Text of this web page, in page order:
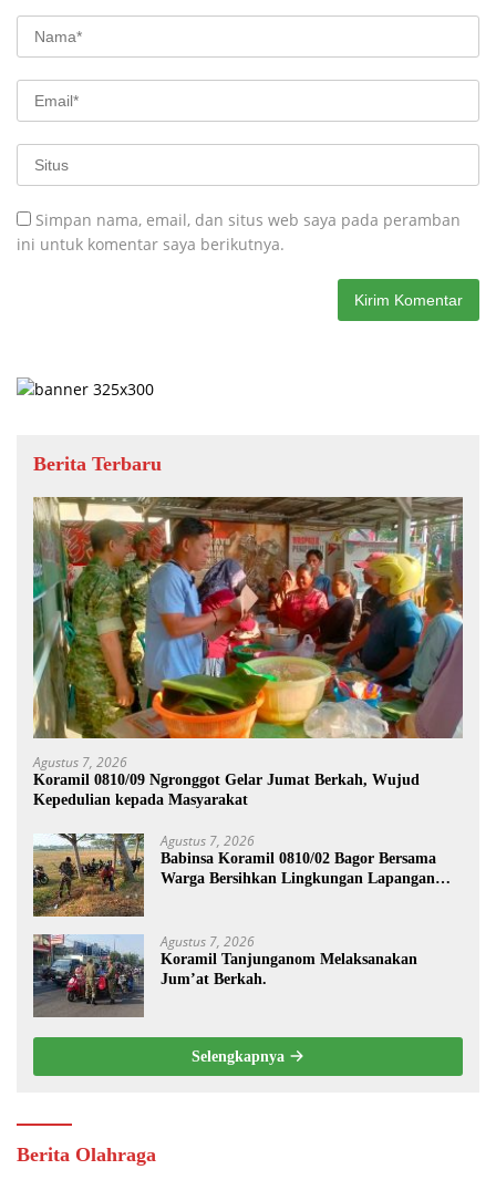
Simpan nama, email, dan situs web saya pada peramban
ini untuk komentar saya berikutnya.
Berita Terbaru
Agustus 7, 2026
Koramil 0810/09 Ngronggot Gelar Jumat Berkah, Wujud
Kepedulian kepada Masyarakat
Agustus 7, 2026
Babinsa Koramil 0810/02 Bagor Bersama
Warga Bersihkan Lingkungan Lapangan
Agustus 7, 2026
Koramil Tanjunganom Melaksanakan
Jum’at Berkah.
Selengkapnya
Berita Olahraga